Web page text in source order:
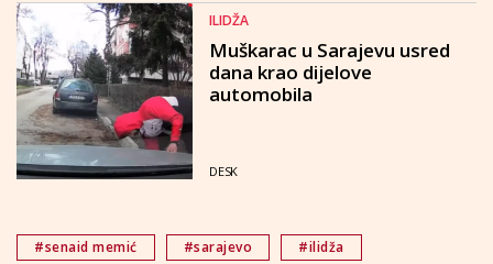
ILIDŽA
Muškarac u Sarajevu usred
dana krao dijelove
automobila
DESK
#senaid memić #sarajevo
#ilidža